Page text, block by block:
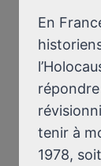
En
tenir à
1978,